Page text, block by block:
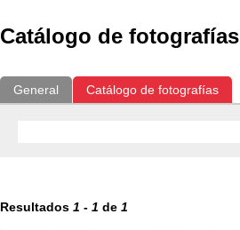
Catálogo de fotografías
General Catálogo de fotografías
Resultados 1 - 1 de 1